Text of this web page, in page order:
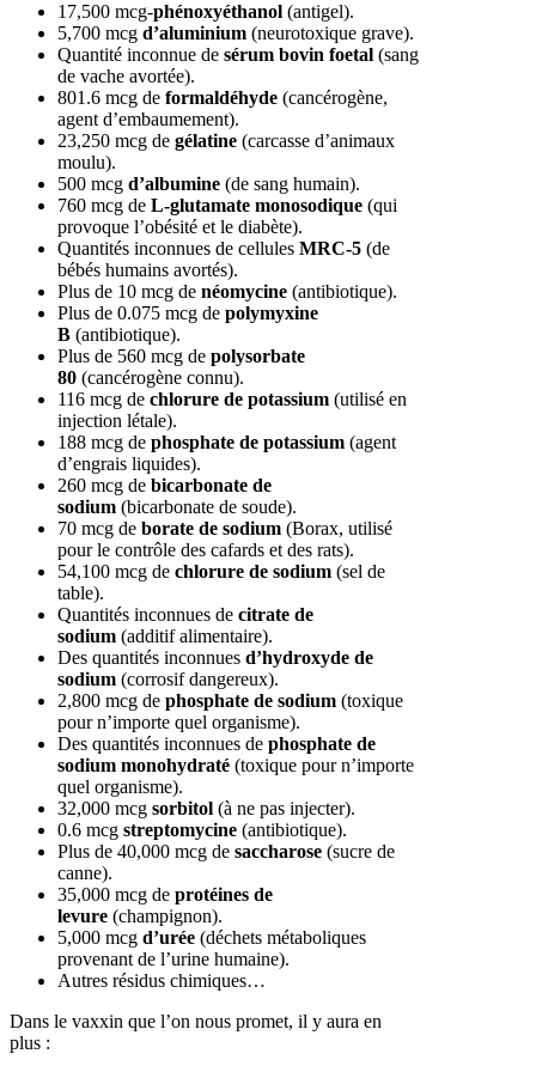
17,500 mcg-phénoxyéthanol (antigel).
5,700 mcg d’aluminium (neurotoxique grave).
Quantité inconnue de sérum bovin foetal (sang
de vache avortée).
801.6 mcg de formaldéhyde (cancérogène,
agent d’embaumement).
23,250 mcg de gélatine (carcasse d’animaux
moulu).
500 mcg d’albumine (de sang humain).
760 mcg de L-glutamate monosodique (qui
provoque l’obésité et le diabète).
Quantités inconnues de cellules MRC-5 (de
bébés humains avortés).
Plus de 10 mcg de néomycine (antibiotique).
Plus de 0.075 mcg de polymyxine
B (antibiotique).
Plus de 560 mcg de polysorbate
80 (cancérogène connu).
116 mcg de chlorure de potassium (utilisé en
injection létale).
188 mcg de phosphate de potassium (agent
d’engrais liquides).
260 mcg de bicarbonate de
sodium (bicarbonate de soude).
70 mcg de borate de sodium (Borax, utilisé
pour le contrôle des cafards et des rats).
54,100 mcg de chlorure de sodium (sel de
table).
Quantités inconnues de citrate de
sodium (additif alimentaire).
Des quantités inconnues d’hydroxyde de
sodium (corrosif dangereux).
2,800 mcg de phosphate de sodium (toxique
pour n’importe quel organisme).
Des quantités inconnues de phosphate de
sodium monohydraté (toxique pour n’importe
quel organisme).
32,000 mcg sorbitol (à ne pas injecter).
0.6 mcg streptomycine (antibiotique).
Plus de 40,000 mcg de saccharose (sucre de
canne).
35,000 mcg de protéines de
levure (champignon).
5,000 mcg d’urée (déchets métaboliques
provenant de l’urine humaine).
Autres résidus chimiques…
Dans le vaxxin que l’on nous promet, il y aura en
plus :